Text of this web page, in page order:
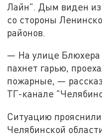
Лайн". Дым виден из
со стороны
районов.
— На улице Блюхера
пахнет гарью,
пожарные, —
ТГ-канале
Ситуацию
Челябинской